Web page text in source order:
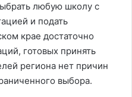
любую школу с
и подать
крае достаточно
готовых принять
региона нет причин
выбора.